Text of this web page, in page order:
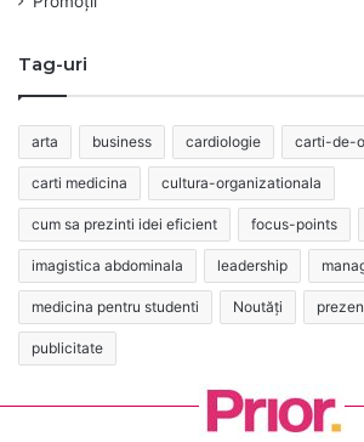
Tag-uri
arta business cardiologie carti-de-
carti medicina cultura-organizationala
cum sa prezinti idei eficient focus-points
imagistica abdominala leadership
medicina pentru studenti Noutăți
publicitate